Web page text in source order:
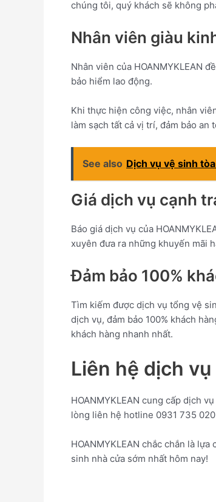
chúng tôi, quý khách sẽ không
Nhân viên giàu
Nhân viên của HOANMYKLEAN
bảo hiểm lao động.
Khi thực hiện công việc, nhân
làm sạch tất cả vị trí, đảm bảo an
See also Dịch vụ vệ sinh
Giá dịch vụ cạnh
Báo giá dịch vụ của
xuyên đưa ra những khuyến mãi
Đảm bảo 100%
Tìm kiếm được dịch vụ tổng vệ
dịch vụ, đảm bảo 100% khách
khách hàng nhanh nhất.
Liên hệ dịch
HOANMYKLEAN cung cấp dịch
lòng liên hệ hotline 0931 735
HOANMYKLEAN chắc chắn là
sinh nhà cửa sớm nhất hôm nay!